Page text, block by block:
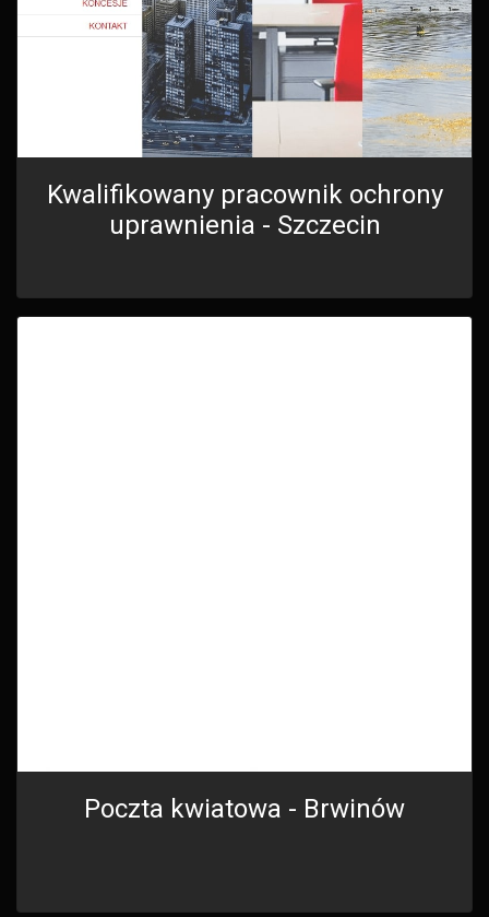
Kwalifikowany pracownik ochrony
uprawnienia - Szczecin
Poczta kwiatowa - Brwinów